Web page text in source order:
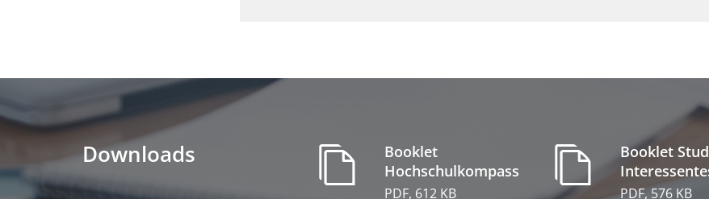
Downloads
Booklet
Hochschulkompass
PDF, 612 KB
Booklet
PDF, 576 KB